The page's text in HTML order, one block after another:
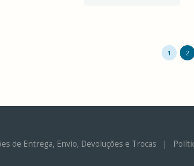
1 2
de Entrega, Envio, Devoluções e Trocas |